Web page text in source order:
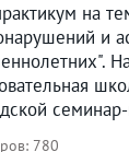
на
и
780